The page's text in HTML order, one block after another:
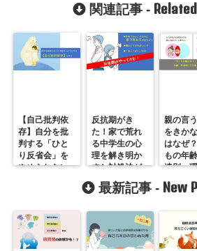
関連記事 -
【自己批判依
存】自分を批
判する「ひと
り反省会」を
やめられない
反抗期がき
た！家で荒れ
る中学生の心
理を解き明か
すと対処法が
見えてくる
親の言
をきか
はなぜ
もの年
達別、
対応
最新記事 - New